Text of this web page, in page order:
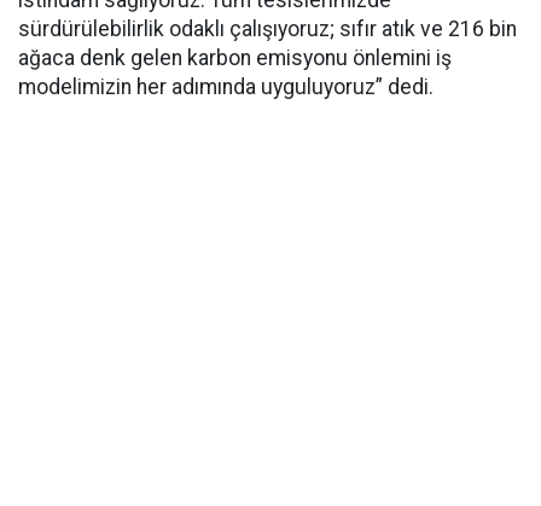
sürdürülebilirlik odaklı çalışıyoruz; sıfır atık ve 216 bin
ağaca denk gelen karbon emisyonu önlemini iş
modelimizin her adımında uyguluyoruz” dedi.